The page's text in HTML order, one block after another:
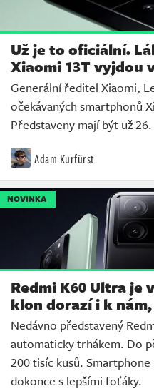
Už je to oficiální.
Xiaomi 13T vyjdou
Generální ředitel Xiaomi,
očekávaných smartphonů
Představeny mají být už
Adam Kurfürst
NOVINKA
Redmi K60 Ultra je
klon dorazí i k
Nedávno představený
automaticky trhákem. Do
200 tisíc kusů.
dokonce s lepšími foťáky.